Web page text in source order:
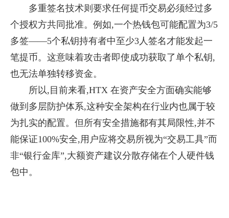
多重签名技术则要求任何提币交易必须经过多
个授权方共同批准。例如,一个热钱包可能配置为3/5
多签——5个私钥持有者中至少3人签名才能发起一
笔提币。这意味着攻击者即使成功获取了单个私钥,
也无法单独转移资金。
所以,目前来看,HTX 在资产安全方面确实能够
做到多层防护体系,这种安全架构在行业内也属于较
为扎实的配置。但所有安全措施都有其局限性,并不
能保证100%安全,用户应将交易所视为“交易工具”而
非“银行金库”,大额资产建议分散存储在个人硬件钱
包中。